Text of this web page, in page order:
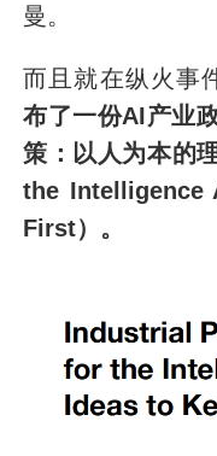
曼。
而且就在纵火事
布了一份AI产业
策：以人为本的
the Intelligence
First）。